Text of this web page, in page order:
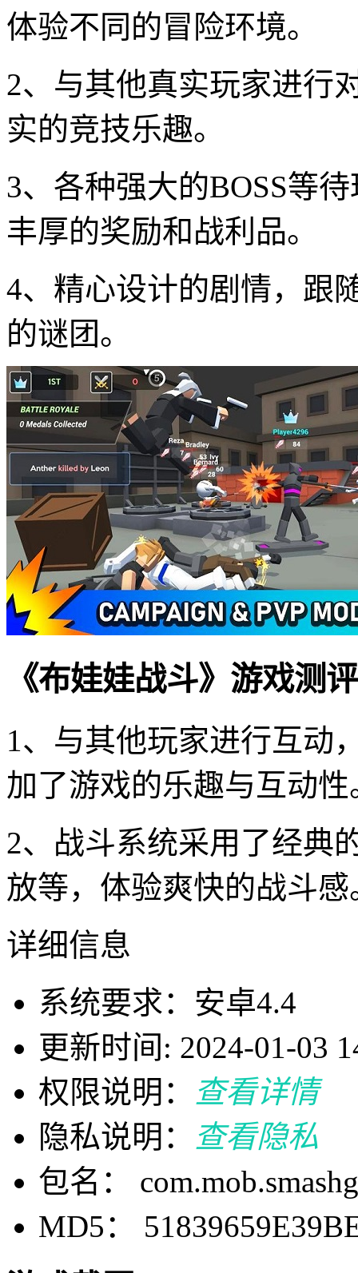
体验不同的冒险环境。
2、与其他真实玩家进行
实的竞技乐趣。
3、各种强大的BOSS等
丰厚的奖励和战利品。
4、精心设计的剧情，跟
的谜团。
《布娃娃战斗》游戏测
1、与其他玩家进行互动
加了游戏的乐趣与互动性
2、战斗系统采用了经典
放等，体验爽快的战斗感
详细信息
系统要求：安卓4.4
更新时间: 2024-01-03
权限说明：
查看详情
隐私说明：
查看隐私
包名：
MD5：